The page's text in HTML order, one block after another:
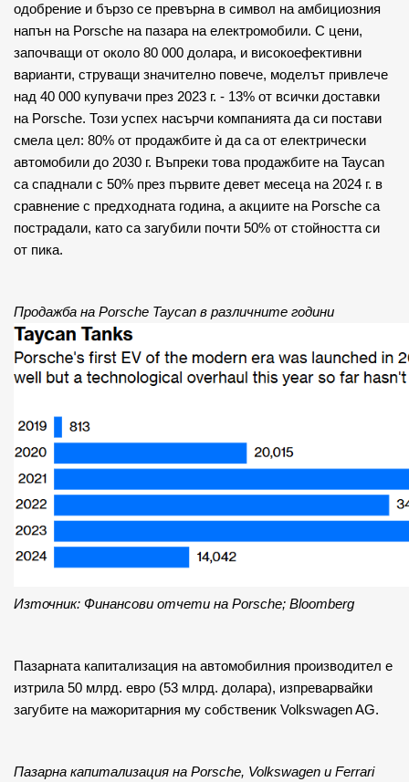
одобрение и бързо се превърна в символ на амбициозния
напън на Porsche на пазара на електромобили. С цени,
започващи от около 80 000 долара, и високоефективни
варианти, струващи значително повече, моделът привлече
над 40 000 купувачи през 2023 г. - 13% от всички доставки
на Porsche. Този успех насърчи компанията да си постави
смела цел: 80% от продажбите ѝ да са от електрически
автомобили до 2030 г. Въпреки това продажбите на Taycan
са спаднали с 50% през първите девет месеца на 2024 г. в
сравнение с предходната година, а акциите на Porsche са
пострадали, като са загубили почти 50% от стойността си
от пика.
Продажба на Porsche Taycan в различните години
Източник: Финансови отчети на Porsche; Bloomberg
Пазарната капитализация на автомобилния производител е
изтрила 50 млрд. евро (53 млрд. долара), изпреварвайки
загубите на мажоритарния му собственик Volkswagen AG.
Пазарна капитализация на Porsche, Volkswagen и Ferrari